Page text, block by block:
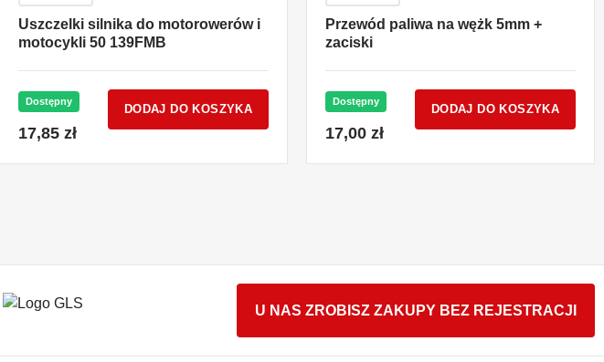
Uszczelki silnika do motorowerów i
motocykli 50 139FMB
Dostępny
17,85 zł
DODAJ DO KOSZYKA
Przewód paliwa na wężk 5mm +
zaciski
Dostępny
17,00 zł
DODAJ DO KOSZYKA
U NAS ZROBISZ ZAKUPY BEZ REJESTRACJI